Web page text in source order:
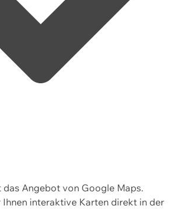
das Angebot von Google Maps.
Ihnen interaktive Karten direkt in der